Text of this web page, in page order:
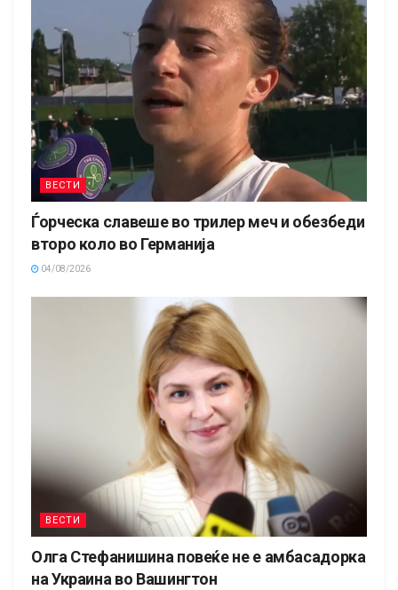
ВЕСТИ
Ѓорческа славеше во трилер меч и обезбеди
второ коло во Германија
04/08/2026
ВЕСТИ
Олга Стефанишина повеќе не е амбасадорка
на Украина во Вашингтон